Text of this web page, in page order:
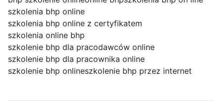
szkolenia bhp online
szkolenia bhp online z certyfikatem
szkolenia online bhp
szkolenie bhp dla pracodawców online
szkolenie bhp dla pracownika online
szkolenie bhp onlineszkolenie bhp przez internet